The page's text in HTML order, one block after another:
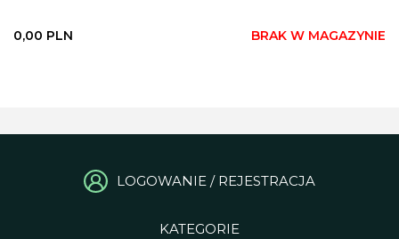
0,00 PLN BRAK W MAGAZYNIE
LOGOWANIE / REJESTRACJA
KATEGORIE